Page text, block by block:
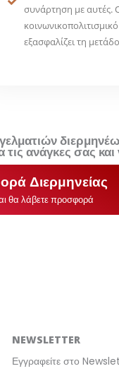
συνάρτηση με αυτές.
εξασφαλίζει τη
τις ανάγκες σας
Διερμηνείας
θα λάβετε προσφορά
NEWSLETTER
Εγγραφείτε στο